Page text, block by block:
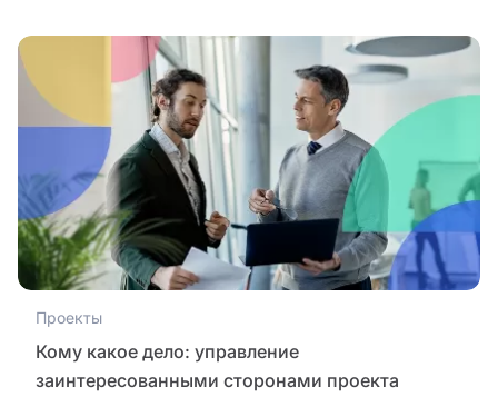
Проекты
Кому какое дело: управление
заинтересованными сторонами проекта